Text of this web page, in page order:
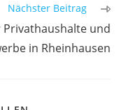
Nächster Beitrag
und
in Rheinhausen